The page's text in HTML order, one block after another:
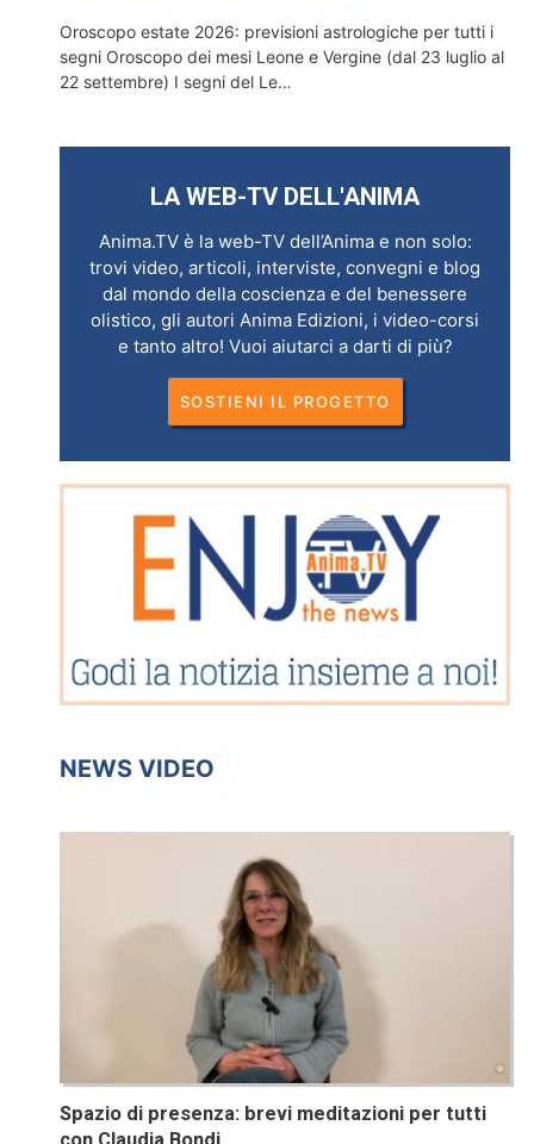
Oroscopo estate 2026: previsioni astrologiche per tutti i
segni Oroscopo dei mesi Leone e Vergine (dal 23 luglio al
22 settembre) I segni del Le…
LA WEB-TV DELL'ANIMA
Anima.TV è la web-TV dell’Anima e non solo:
trovi video, articoli, interviste, convegni e blog
dal mondo della coscienza e del benessere
olistico, gli autori Anima Edizioni, i video-corsi
e tanto altro! Vuoi aiutarci a darti di più?
SOSTIENI IL PROGETTO
NEWS VIDEO
Spazio di presenza: brevi meditazioni per tutti